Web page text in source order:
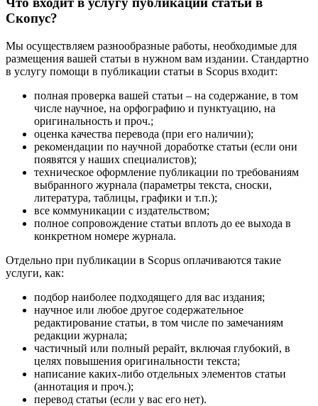
Скопус?
Мы осуществляем разнообразные работы, необходимые для
размещения вашей статьи в нужном вам издании. Стандартно
в услугу помощи в публикации статьи в Scopus входит:
полная проверка вашей статьи – на содержание, в том
числе научное, на орфографию и пунктуацию, на
оригинальность и проч.;
оценка качества перевода (при его наличии);
рекомендации по научной доработке статьи (если они
появятся у наших специалистов);
техническое оформление публикации по требованиям
выбранного журнала (параметры текста, сноски,
литература, таблицы, графики и т.п.);
все коммуникации с издательством;
полное сопровождение статьи вплоть до ее выхода в
конкретном номере журнала.
Отдельно при публикации в Scopus оплачиваются такие
услуги, как:
подбор наиболее подходящего для вас издания;
научное или любое другое содержательное
редактирование статьи, в том числе по замечаниям
редакции журнала;
частичный или полный рерайт, включая глубокий, в
целях повышения оригинальности текста;
написание каких-либо отдельных элементов статьи
(аннотация и проч.);
перевод статьи (если у вас его нет).